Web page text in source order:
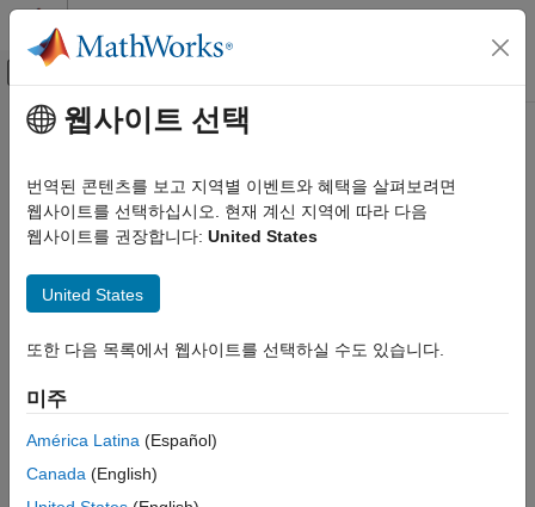
콘텐츠로 바로 가기
오프캔버스 탐색 메뉴 토글
문서 홈
주요 콘텐츠
이 페이지가 얼마나 도움이 되었습니까?
웹사이트 선택
번역된 콘텐츠를 보고 지역별 이벤트와 혜택을 살펴보려면
웹사이트를 선택하십시오. 현재 계신 지역에 따라 다음
웹사이트를 권장합니다: United States
United States
또한 다음 목록에서 웹사이트를 선택하실 수도 있습니다.
미주
América Latina (Español)
Canada (English)